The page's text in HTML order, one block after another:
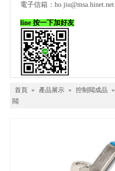
電子信箱： ho.jiu@msa.hinet.net
line 按一下加好友
首頁 » 產品展示 » 控制閥成品 »
閥